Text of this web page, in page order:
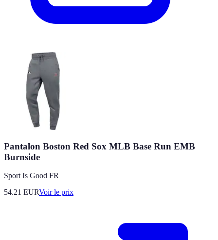
Pantalon Boston Red Sox MLB Base Run EMB
Burnside
Sport Is Good FR
54.21 EURVoir le prix